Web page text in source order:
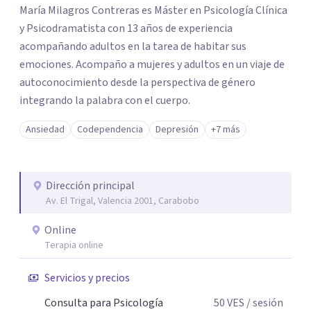
María Milagros Contreras es Máster en Psicología Clínica
y Psicodramatista con 13 años de experiencia
acompañando adultos en la tarea de habitar sus
emociones. Acompaño a mujeres y adultos en un viaje de
autoconocimiento desde la perspectiva de género
integrando la palabra con el cuerpo.
Ansiedad Codependencia Depresión +7 más
Dirección principal
Av. El Trigal, Valencia 2001, Carabobo
Online
Terapia online
Servicios y precios
Consulta para Psicología
50VES / sesión